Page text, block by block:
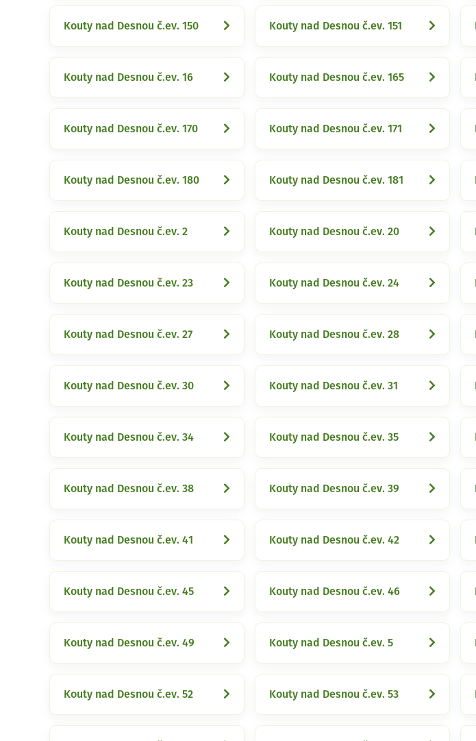
Kouty nad Desnou č.ev. 150 Kouty nad Desnou č.ev. 151
Kouty nad Desnou č.ev. 16 Kouty nad Desnou č.ev. 165
Kouty nad Desnou č.ev. 170 Kouty nad Desnou č.ev. 171
Kouty nad Desnou č.ev. 180 Kouty nad Desnou č.ev. 181
Kouty nad Desnou č.ev. 2 Kouty nad Desnou č.ev. 20
Kouty nad Desnou č.ev. 23 Kouty nad Desnou č.ev. 24
Kouty nad Desnou č.ev. 27 Kouty nad Desnou č.ev. 28
Kouty nad Desnou č.ev. 30 Kouty nad Desnou č.ev. 31
Kouty nad Desnou č.ev. 34 Kouty nad Desnou č.ev. 35
Kouty nad Desnou č.ev. 38 Kouty nad Desnou č.ev. 39
Kouty nad Desnou č.ev. 41 Kouty nad Desnou č.ev. 42
Kouty nad Desnou č.ev. 45 Kouty nad Desnou č.ev. 46
Kouty nad Desnou č.ev. 49 Kouty nad Desnou č.ev. 5
Kouty nad Desnou č.ev. 52 Kouty nad Desnou č.ev. 53